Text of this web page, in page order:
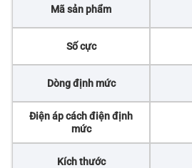
Mã sản phẩm
Số cực
Dòng định mức
Điện áp cách điện định
mức
Kích thước